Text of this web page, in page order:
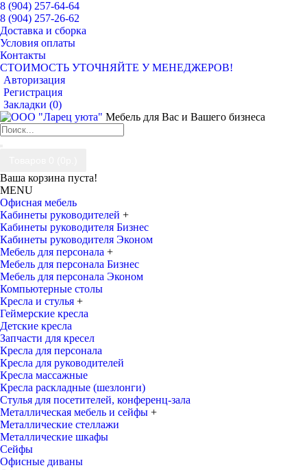
8 (904) 257-64-64
8 (904) 257-26-62
Доставка и сборка
Условия оплаты
Контакты
СТОИМОСТЬ УТОЧНЯЙТЕ У МЕНЕДЖЕРОВ!
Авторизация
Регистрация
Закладки (0)
Мебель для Вас и Вашего бизнеса
Ваша корзина пуста!
MENU
Офисная мебель
Кабинеты руководителей +
Кабинеты руководителя Бизнес
Кабинеты руководителя Эконом
Мебель для персонала +
Мебель для персонала Бизнес
Мебель для персонала Эконом
Компьютерные столы
Кресла и стулья +
Геймерские кресла
Детские кресла
Запчасти для кресел
Кресла для персонала
Кресла для руководителей
Кресла массажные
Кресла раскладные (шезлонги)
Стулья для посетителей, конференц-зала
Металлическая мебель и сейфы +
Металлические стеллажи
Металлические шкафы
Сейфы
Офисные диваны